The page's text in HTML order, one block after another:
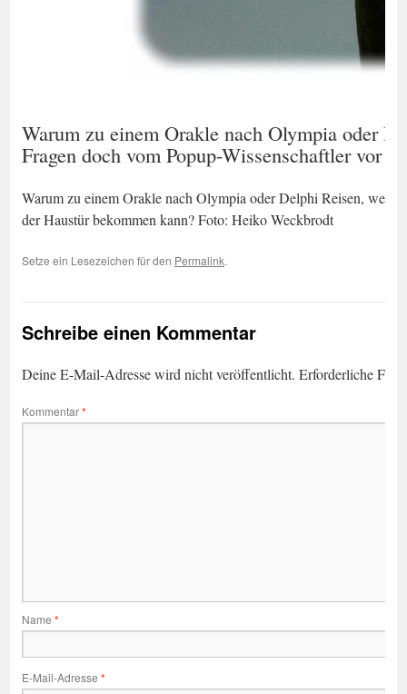
Warum zu einem Orakle nach Olympia oder
Fragen doch vom Popup-Wissenschaftler vor
Warum zu einem Orakle nach Olympia oder Delphi Reisen,
der Haustür bekommen kann? Foto: Heiko Weckbrodt
Setze ein Lesezeichen für den Permalink.
Schreibe einen Kommentar
Deine E-Mail-Adresse wird nicht veröffentlicht. Erforderliche
Kommentar*
Name *
E-Mail-Adresse *